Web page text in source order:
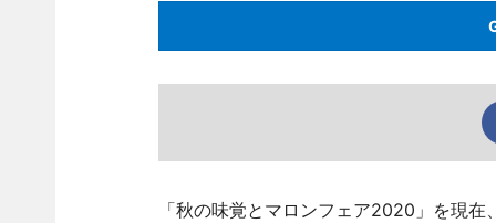
「秋の味覚とマロンフェア2020」を現